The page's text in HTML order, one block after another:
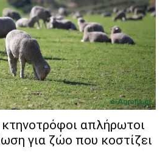
απλήρωτοι
για ζώο που κοστίζει